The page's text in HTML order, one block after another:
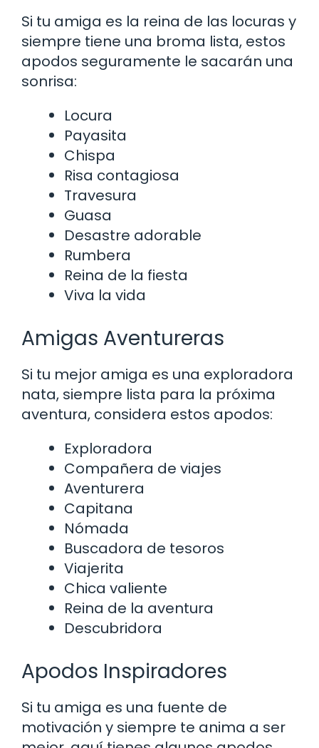
Si tu amiga es la reina de las locuras y
siempre tiene una broma lista, estos
apodos seguramente le sacarán una
sonrisa:
Locura
Payasita
Chispa
Risa contagiosa
Travesura
Guasa
Desastre adorable
Rumbera
Reina de la fiesta
Viva la vida
Amigas Aventureras
Si tu mejor amiga es una exploradora
nata, siempre lista para la próxima
aventura, considera estos apodos:
Exploradora
Compañera de viajes
Aventurera
Capitana
Nómada
Buscadora de tesoros
Viajerita
Chica valiente
Reina de la aventura
Descubridora
Apodos Inspiradores
Si tu amiga es una fuente de
motivación y siempre te anima a ser